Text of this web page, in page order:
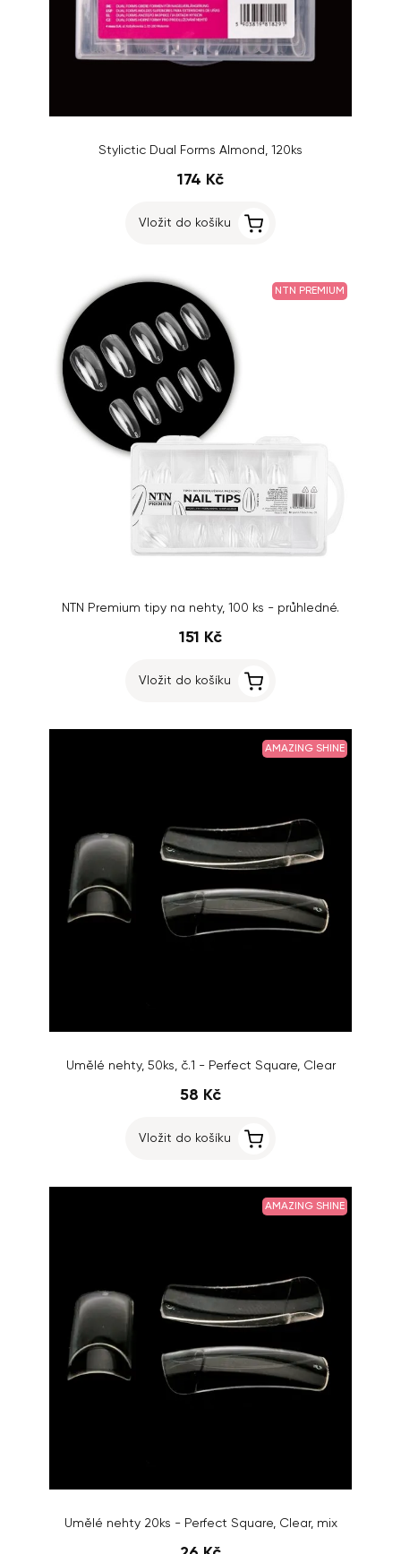
Stylictic Dual Forms Almond, 120ks
174 Kč
Vložit do košíku
NTN PREMIUM
NTN Premium tipy na nehty, 100 ks - průhledné.
151 Kč
Vložit do košíku
AMAZING SHINE
Umělé nehty, 50ks, č.1 - Perfect Square, Clear
58 Kč
Vložit do košíku
AMAZING SHINE
Umělé nehty 20ks - Perfect Square, Clear, mix